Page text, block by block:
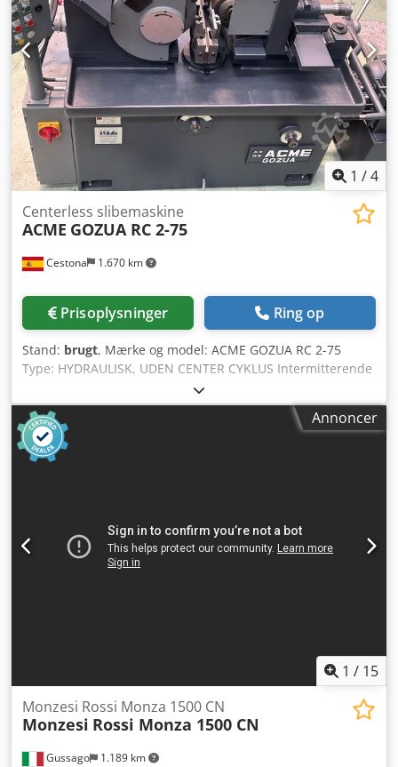
skydemekanisme. Maskinen er indstillet til dybslibning.
Ombygning til gennemgående slibning er mulig. Dcodpfx
Aoyc N D Njgxok ----- * Rundløbskontrolapparatet er ikke
inkluderet i leverancen. Maskinen er frakoblet
strømforsyningen, hvilket betyder, at den ikke kan
demonstreres under strøm. Afhentning og pålæsning er
købers ansvar. Under overskriften "Dokumenter" eller ved
henvendelse via e-mail finder du priserne, til hvilke
maskinerne sælges. Der er ikke en gaffeltruck til rådighed
til at læsse maskinen, men det kan arrangeres.
1 /4
Cestona 1.670 km
Centerless slibemaskine
ACME GOZUA RC 2-75
Prisoplysninger Ring op
Stand: brugt, Mærke og model: ACME GOZUA RC 2-75
Type: HYDRAULISK, UDEN CENTER CYKLUS Intermitterende
(med stop ved cyklusens afslutning) Samlet tid for hurtig
fremføring, langsom fremføring under slibning og stop i
forhold til slædeens position (justerbar via timer): 1 til 100
sek. DIAMANTSLIBEMASKINE Maksimal diameterforskel ved
kopiering: 8 mm Maksimal kopieringskonicitet: 30º
OG VIGTIGSTE DIMENSIONER Maskinens samlede længde:
2.350 mm Maskinens samlede bredde: 1.560 mm
Maskinens samlede højde: 1.450 mm Højde på
Annoncer
1 / 15
Gussago 1.189 km
Monzesi Rossi Monza 1500 CN
Monzesi Rossi Monza 1500 CN